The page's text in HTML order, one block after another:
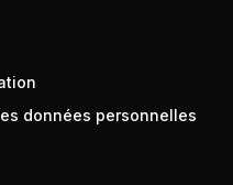
données personnelles